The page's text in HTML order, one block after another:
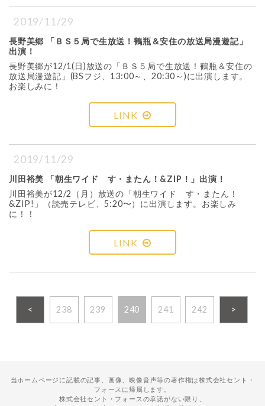
2019/11/29
長野美郷 「ＢＳ５局で生放送！鶴瓶＆安住の放送局漫遊記」
出演！
長野美郷が12/1(日)放送の「ＢＳ５局で生放送！鶴瓶＆安住の
放送局漫遊記」(BSフジ、13:00～、20:30～)に出演します。
お楽しみに！
LINK
2019/11/29
川田裕美 「朝生ワイド す・またん！&ZIP！」出演！
川田裕美が12/2（月）放送の「朝生ワイド す・またん！
&ZIP!」（読売テレビ、5:20〜）に出演します。お楽しみ
に！！
LINK
< 238 239 240 241 242 >
当ホームページに記載の記事、画像、映像音声等の著作権は株式会社セント・
フォースに帰属します。
株式会社セント・フォースの承諾がない限り、